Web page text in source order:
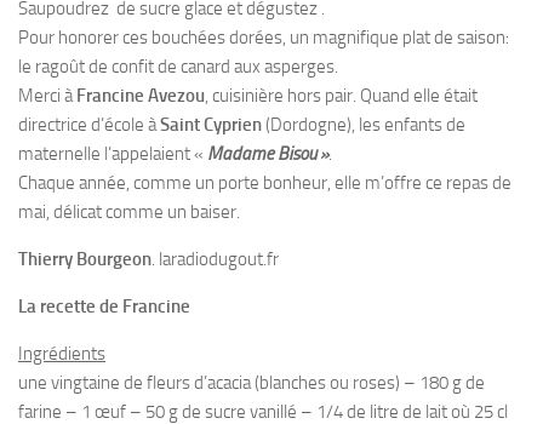
Saupoudrez de sucre glace et dégustez .
Pour honorer ces bouchées dorées, un magnifique plat de saison:
le ragoût de confit de canard aux asperges.
Merci àFrancine Avezou, cuisinière hors pair. Quand elle était
directrice d’école àSaint Cyprien(Dordogne), les enfants de
maternelle l’appelaient « Madame Bisou ».
Chaque année, comme un porte bonheur, elle m’offre ce repas de
mai, délicat comme un baiser.
Thierry Bourgeon. laradiodugout.fr
La recette de Francine
Ingrédients
une vingtaine de fleurs d’acacia (blanches ou roses) – 180 g de
farine – 1 œuf – 50 g de sucre vanillé – 1/4 de litre de lait où 25 cl